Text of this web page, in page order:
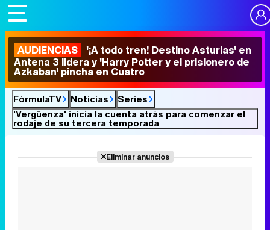
AUDIENCIAS '¡A todo tren! Destino Asturias' en
Antena 3 lidera y 'Harry Potter y el prisionero de
Azkaban' pincha en Cuatro
FórmulaTV Noticias
Series
'Vergüenza' inicia la cuenta atrás para comenzar el
rodaje de su tercera temporada
Eliminar anuncios